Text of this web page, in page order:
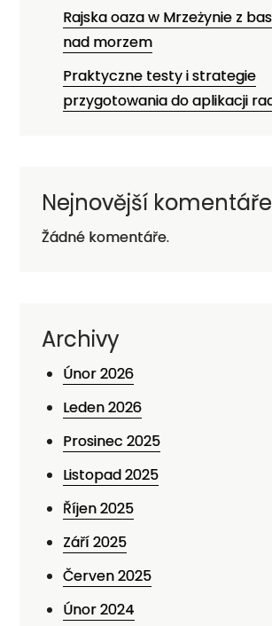
Rajska oaza w Mrzeżynie z
nad morzem
Praktyczne testy i strategie
przygotowania do aplikacji
Nejnovější komentáře
Žádné komentáře.
Archivy
Únor 2026
Leden 2026
Prosinec 2025
Listopad 2025
Říjen 2025
Září 2025
Červen 2025
Únor 2024